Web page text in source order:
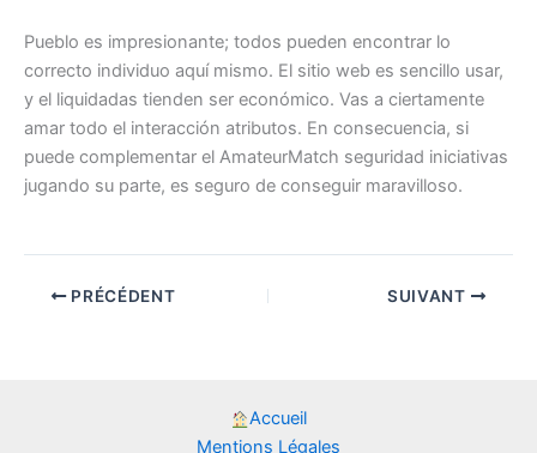
Pueblo es impresionante; todos pueden encontrar lo
correcto individuo aquí mismo. El sitio web es sencillo usar,
y el liquidadas tienden ser económico. Vas a ciertamente
amar todo el interacción atributos. En consecuencia, si
puede complementar el AmateurMatch seguridad iniciativas
jugando su parte, es seguro de conseguir maravilloso.
PRÉCÉDENT SUIVANT
Accueil
Mentions Légales